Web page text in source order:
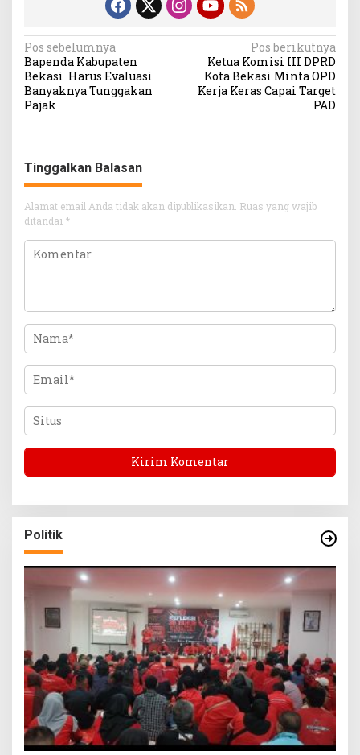
Navigasi
pos
Pos sebelumnya
Bapenda Kabupaten
Bekasi Harus Evaluasi
Banyaknya Tunggakan
Pajak
Pos berikutnya
Ketua Komisi III DPRD
Kota Bekasi Minta OPD
Kerja Keras Capai Target
PAD
Tinggalkan Balasan
Alamat email Anda tidak akan dipublikasikan. Ruas yang wajib
ditandai *
Politik